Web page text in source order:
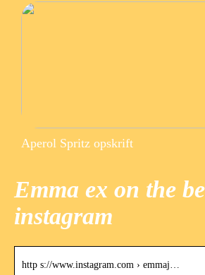
Aperol Spritz opskrift
Emma ex on the
instagram
http s://www.instagram.com › emmaj…